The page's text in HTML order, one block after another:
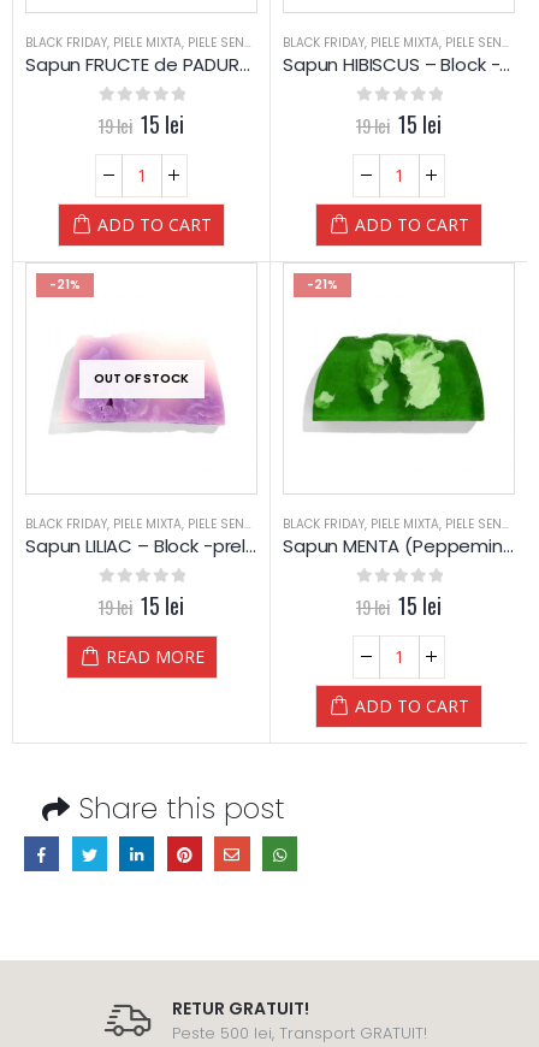
BLACK FRIDAY, PIELE MIXTA, PIELE SENSIBILA ,PIELE USCATA ,REDUCERI,SAPUN,SAPUN
Sapun FRUCTE de PADURE – Block -prelucrat manual – Yamuna
out of 5
19lei 15 lei
ADD TO CART
BLACK FRIDAY, PIELE MIXTA, PIELE SENSIBILA
Sapun HIBISCUS – Block -prelucrat manual – Yamuna
out of 5
19lei 15 lei
ADD TO CART
-21%
OUT OF STOCK
BLACK FRIDAY, PIELE MIXTA, PIELE SENSIBILA ,PIELE USCATA ,REDUCERI,SAPUN,SAPUN
Sapun LILIAC – Block -prelucrat manual – Yamuna
out of 5
19lei 15 lei
READ MORE
-21%
BLACK FRIDAY, PIELE MIXTA, PIELE SENSIBILA
Sapun MENTA (Peppemint) – Block -prelucrat manual – Yamuna
out of 5
19lei 15 lei
ADD TO CART
Share this post
RETUR GRATUIT!
Peste 500 lei, Transport GRATUIT!